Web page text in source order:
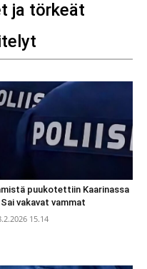
ja törkeät
puukotettiin Kaarinassa
vakavat vammat
15.14